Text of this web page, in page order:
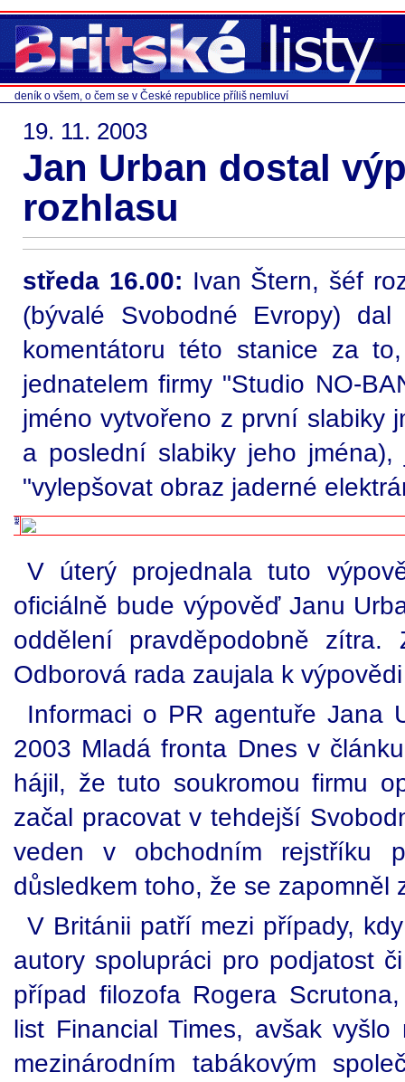
deník o všem, o čem se v České republice příliš nemluví
19. 11. 2003
Jan Urban dostal
rozhlasu
středa 16.00: Ivan Štern, šéf
(bývalé Svobodné Evropy)
komentátoru této stanice za
jednatelem firmy "Studio NO-
jméno vytvořeno z první slabiky
a poslední slabiky jeho
"vylepšovat obraz jaderné
V úterý projednala tuto
oficiálně bude výpověď Janu
oddělení pravděpodobně
Odborová rada zaujala k
Informaci o PR agentuře Jana
2003 Mladá fronta Dnes v
hájil, že tuto soukromou firmu
začal pracovat v tehdejší
veden v obchodním rejstříku
důsledkem toho, že se zapomněl
V Británii patří mezi případy,
autory spolupráci pro podjatost
případ filozofa Rogera
list Financial Times, avšak
mezinárodním tabákovým